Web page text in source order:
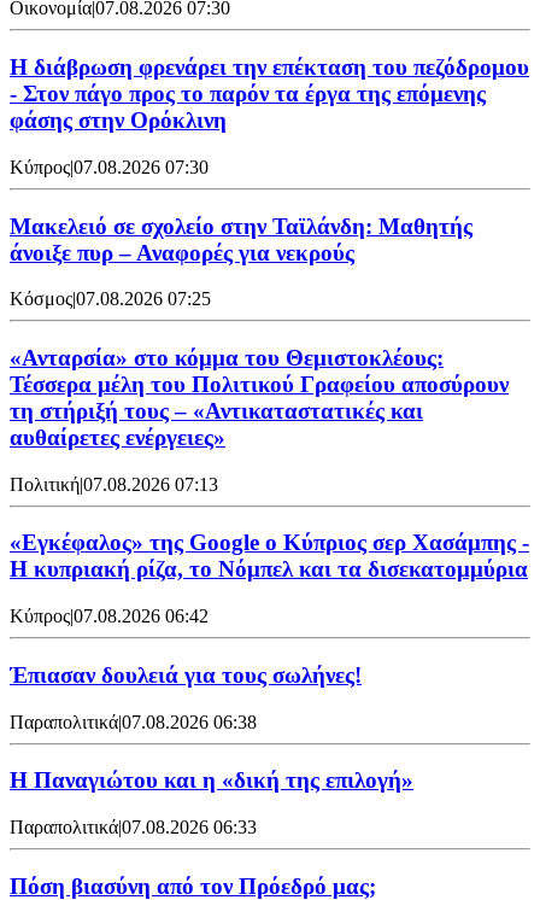
Οικονομία|07.08.2026 07:30
Η διάβρωση φρενάρει την επέκταση του πεζόδρομου
- Στον πάγο προς το παρόν τα έργα της επόμενης
φάσης στην Ορόκλινη
Κύπρος|07.08.2026 07:30
Μακελειό σε σχολείο στην Ταϊλάνδη: Μαθητής
άνοιξε πυρ – Αναφορές για νεκρούς
Κόσμος|07.08.2026 07:25
«Ανταρσία» στο κόμμα του Θεμιστοκλέους:
Τέσσερα μέλη του Πολιτικού Γραφείου αποσύρουν
τη στήριξή τους – «Αντικαταστατικές και
αυθαίρετες ενέργειες»
Πολιτική|07.08.2026 07:13
«Εγκέφαλος» της Google ο Κύπριος σερ Χασάμπης -
Η κυπριακή ρίζα, το Νόμπελ και τα δισεκατομμύρια
Κύπρος|07.08.2026 06:42
Έπιασαν δουλειά για τους σωλήνες!
Παραπολιτικά|07.08.2026 06:38
Η Παναγιώτου και η «δική της επιλογή»
Παραπολιτικά|07.08.2026 06:33
Πόση βιασύνη από τον Πρόεδρό μας;